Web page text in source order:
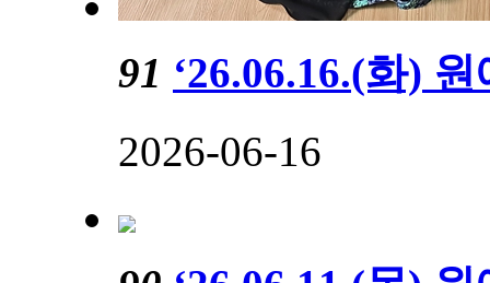
91 ‘26.06.16.(화)
2026-06-16